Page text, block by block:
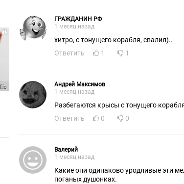
ГРАЖДАНИН РФ
1 месяц назад
хитро, с тонущего корабля, свалил)..
Ответить
1 1
Андрей Максимов
1 месяц назад
Разбегаются крысы с тонущего
Ответить
0 0
Валерий
1 месяц назад
Какие они одинаково уродливые эти
поганых душонках.